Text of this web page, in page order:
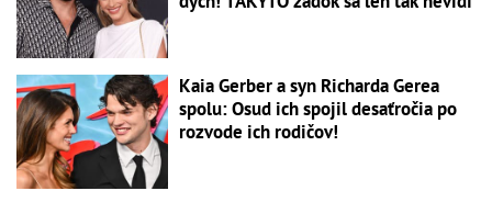
Kaia Gerber a syn Richarda Gerea
spolu: Osud ich spojil desaťročia po
rozvode ich rodičov!